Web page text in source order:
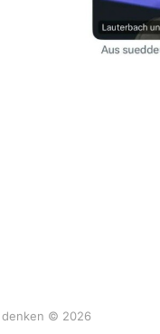
denken © 2026